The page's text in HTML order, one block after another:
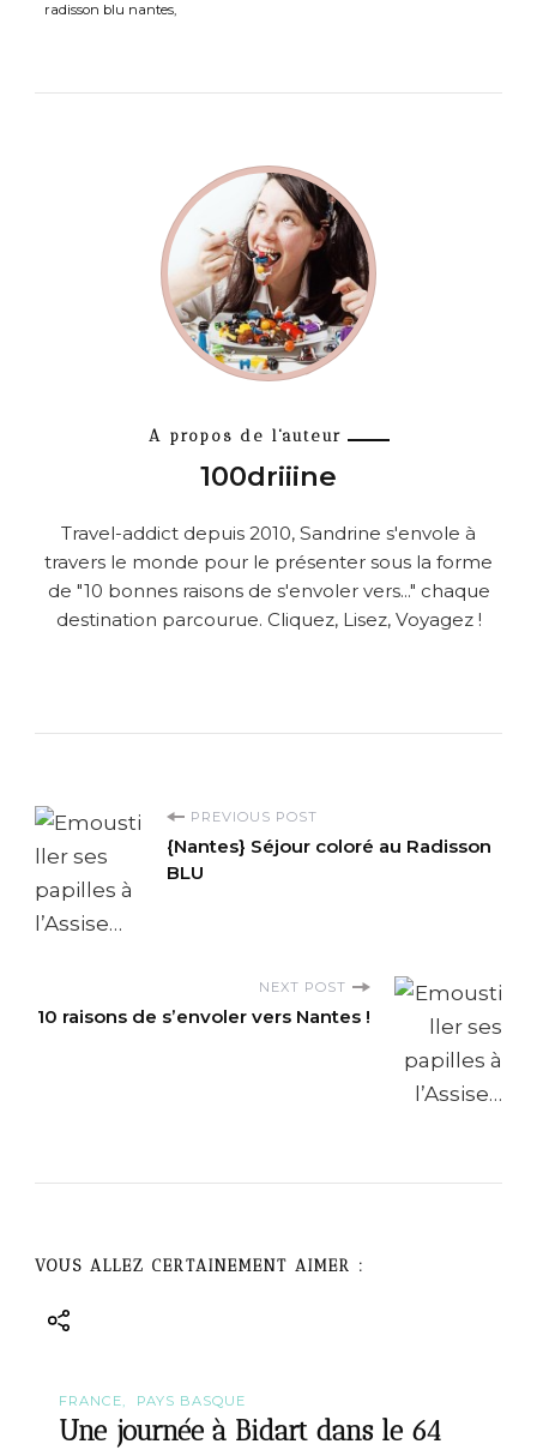
radisson blu nantes
A propos de l'auteur
100driiine
Travel-addict depuis 2010, Sandrine s'envole à
travers le monde pour le présenter sous la forme
de "10 bonnes raisons de s'envoler vers..." chaque
destination parcourue. Cliquez, Lisez, Voyagez !
P
o
s
t
g
a
PREVIOUS POST
{Nantes} Séjour coloré au Radisson
BLU
NEXT POST
10 raisons de s’envoler vers Nantes !
VOUS ALLEZ CERTAINEMENT AIMER :
FRANCE PAYS BASQUE
Une journée à Bidart dans le 64